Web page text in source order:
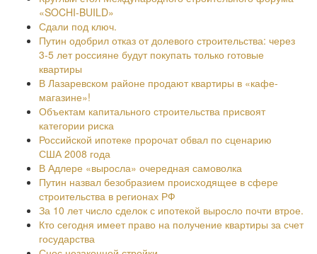
«SOCHI-BUILD»
Сдали под ключ.
Путин одобрил отказ от долевого строительства: через
3-5 лет россияне будут покупать только готовые
квартиры
В Лазаревском районе продают квартиры в «кафе-
магазине»!
Объектам капитального строительства присвоят
категории риска
Российской ипотеке пророчат обвал по сценарию
США 2008 года
В Адлере «выросла» очередная самоволка
Путин назвал безобразием происходящее в сфере
строительства в регионах РФ
За 10 лет число сделок с ипотекой выросло почти втрое.
Кто сегодня имеет право на получение квартиры за счет
государства